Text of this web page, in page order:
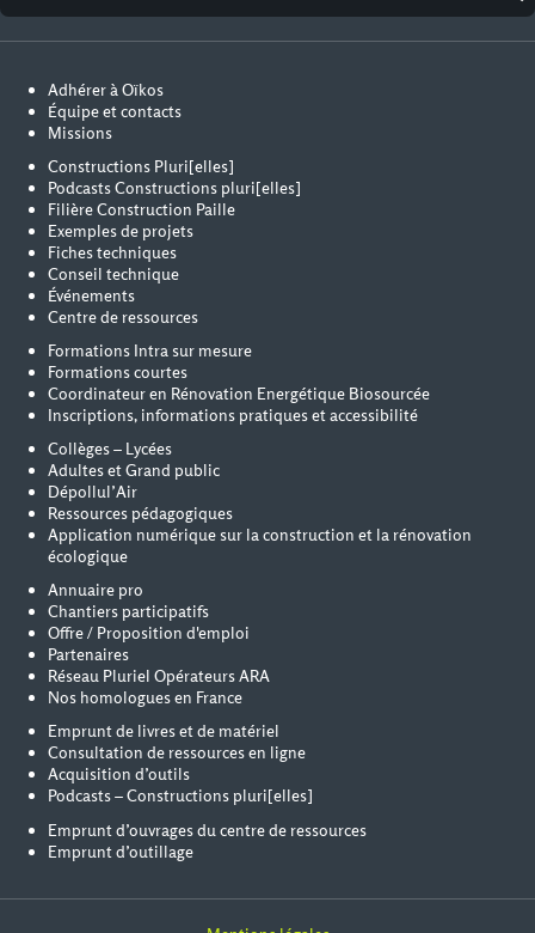
Adhérer à Oïkos
Équipe et contacts
Missions
Constructions Pluri[elles]
Podcasts Constructions pluri[elles]
Filière Construction Paille
Exemples de projets
Fiches techniques
Conseil technique
Événements
Centre de ressources
Formations Intra sur mesure
Formations courtes
Coordinateur en Rénovation Energétique Biosourcée
Inscriptions, informations pratiques et accessibilité
Collèges – Lycées
Adultes et Grand public
Dépollul’Air
Ressources pédagogiques
Application numérique sur la construction et la rénovation
écologique
Annuaire pro
Chantiers participatifs
Offre / Proposition d'emploi
Partenaires
Réseau Pluriel Opérateurs ARA
Nos homologues en France
Emprunt de livres et de matériel
Consultation de ressources en ligne
Acquisition d’outils
Podcasts – Constructions pluri[elles]
Emprunt d’ouvrages du centre de ressources
Emprunt d’outillage